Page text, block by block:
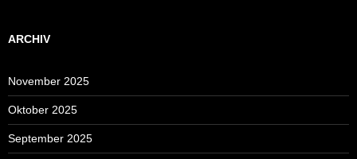
ARCHIV
November 2025
Oktober 2025
September 2025